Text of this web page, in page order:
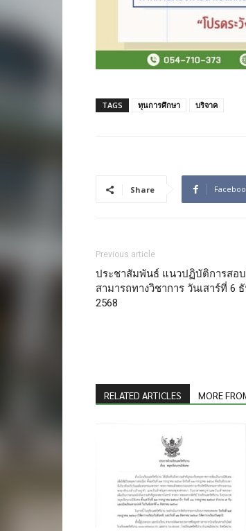
TAGS ทุนการศึกษา บริจาค
Share
Previous article
ประชาสัมพันธ์ แนวปฏิบัติการสอ
สามารถทางวิชาการ วันเสาร์ที่ 6
2568
RELATED ARTICLES MORE